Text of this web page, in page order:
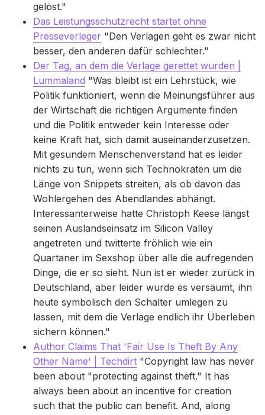
gelöst."
Das Leistungsschutzrecht startet ohne
Presseverleger "Den Verlagen geht es zwar nicht
besser, den anderen dafür schlechter."
Der Tag, an dem die Verlage gerettet wurden |
Lummaland "Was bleibt ist ein Lehrstück, wie
Politik funktioniert, wenn die Meinungsführer aus
der Wirtschaft die richtigen Argumente finden
und die Politik entweder kein Interesse oder
keine Kraft hat, sich damit auseinanderzusetzen.
Mit gesundem Menschenverstand hat es leider
nichts zu tun, wenn sich Technokraten um die
Länge von Snippets streiten, als ob davon das
Wohlergehen des Abendlandes abhängt.
Interessanterweise hatte Christoph Keese längst
seinen Auslandseinsatz im Silicon Valley
angetreten und twitterte fröhlich wie ein
Quartaner im Sexshop über alle die aufregenden
Dinge, die er so sieht. Nun ist er wieder zurück in
Deutschland, aber leider wurde es versäumt, ihn
heute symbolisch den Schalter umlegen zu
lassen, mit dem die Verlage endlich ihr Überleben
sichern können."
Author Claims That 'Fair Use Is Theft By Any
Other Name' | Techdirt "Copyright law has never
been about "protecting against theft." It has
always been about an incentive for creation
such that the public can benefit. And, along